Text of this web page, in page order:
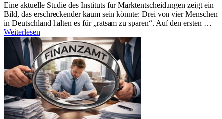
Eine aktuelle Studie des Instituts für Marktentscheidungen zeigt ein
Bild, das erschreckender kaum sein könnte: Drei von vier Menschen
in Deutschland halten es für „ratsam zu sparen“. Auf den ersten …
Weiterlesen